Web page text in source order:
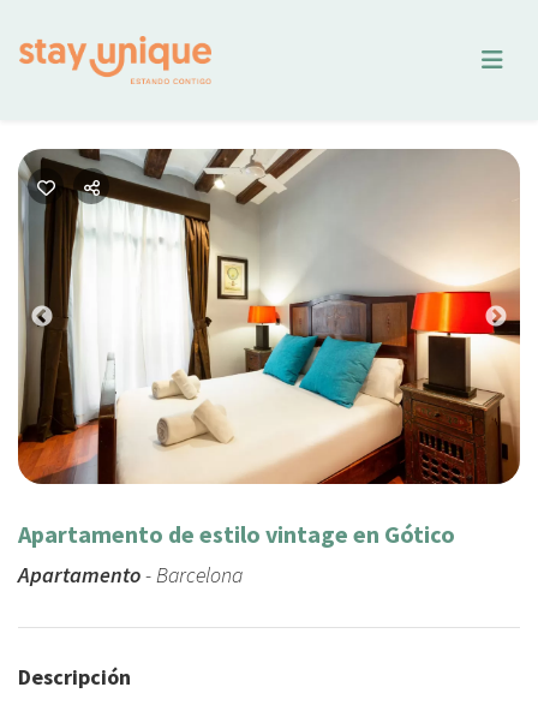
Previous
Apartamento de estilo vintage en Gótico
Apartamento- Barcelona
Descripción